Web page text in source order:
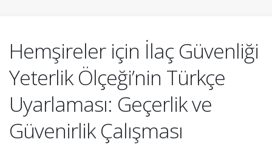
Hemşireler için İlaç Güvenliği
Yeterlik Ölçeği’nin Türkçe
Uyarlaması: Geçerlik ve
Güvenirlik Çalışması